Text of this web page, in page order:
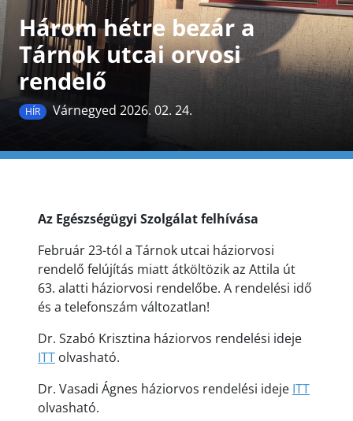
Három hétre bezár a
Tárnok utcai orvosi
rendelő
HÍR Várnegyed 2026. 02. 24.
Az Egészségügyi Szolgálat felhívása
Február 23-tól a Tárnok utcai háziorvosi
rendelő felújítás miatt átköltözik az Attila út
63. alatti háziorvosi rendelőbe. A rendelési idő
és a telefonszám változatlan!
Dr. Szabó Krisztina háziorvos rendelési ideje
ITT olvasható.
Dr. Vasadi Ágnes háziorvos rendelési ideje ITT
olvasható.